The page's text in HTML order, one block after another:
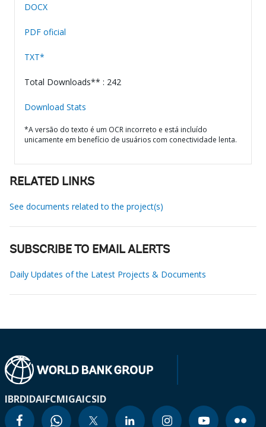
DOCX
PDF oficial
TXT*
Total Downloads** : 242
Download Stats
*A versão do texto é um OCR incorreto e está incluído
unicamente em benefício de usuários com conectividade lenta.
RELATED LINKS
See documents related to the project(s)
SUBSCRIBE TO EMAIL ALERTS
Daily Updates of the Latest Projects & Documents
IBRDIDAIFCMIGAICSID